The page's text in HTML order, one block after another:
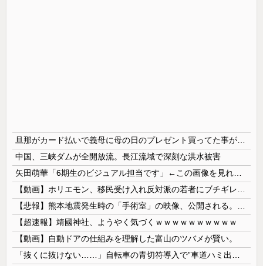
中国、三峡ダムが全開放流。長江流域で深刻な洪水被害
【超速報】靖國神社、ようやく気づくｗｗｗｗｗｗｗｗｗｗ
【動画】自動ドアの仕組みを理解した富山のツバメが賢い。